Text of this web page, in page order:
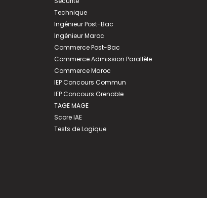
Technique
Ingénieur Post-Bac
Ingénieur Maroc
Commerce Post-Bac
Commerce Admission Parallèle
Commerce Maroc
IEP Concours Commun
IEP Concours Grenoble
TAGE MAGE
Score IAE
Tests de Logique